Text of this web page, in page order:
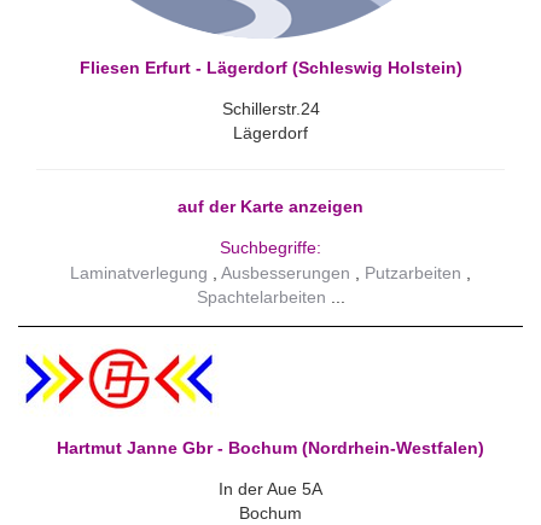
Fliesen Erfurt - Lägerdorf (Schleswig Holstein)
Schillerstr.24
Lägerdorf
auf der Karte anzeigen
Suchbegriffe:
Laminatverlegung
Ausbesserungen
Putzarbeiten
Spachtelarbeiten
Hartmut Janne Gbr - Bochum (Nordrhein-Westfalen)
In der Aue 5A
Bochum